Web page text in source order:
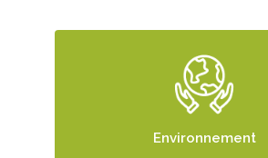
Environnement